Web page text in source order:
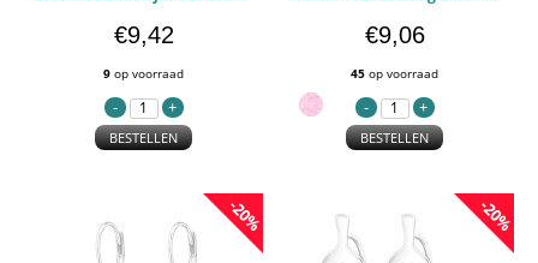
€9,42
9 op voorraad
BESTELLEN
€9,06
45 op voorraad
BESTELLEN
-20% -20%